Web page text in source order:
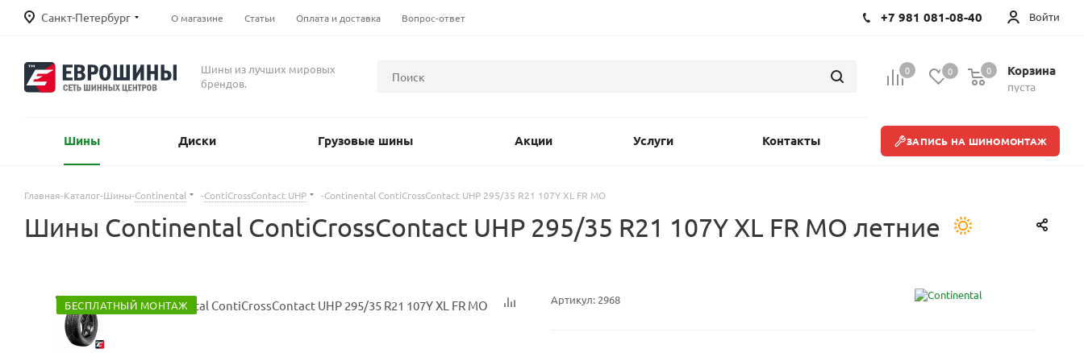
Санкт-Петербург О магазине Статьи Оплата и доставка Вопрос-ответ Войти
+7 981 081-08-40
Шины из лучших мировых
брендов.
0 0 Корзина
пуста
0
Шины Диски Грузовые шины Акции Услуги Контакты ЗАПИСЬ НА ШИНОМОНТАЖ
Главная-Каталог-Шины-Continental -ContiCrossContact UHP -Continental ContiCrossContact UHP 295/35 R21 107Y XL FR MO
Шины Continental ContiCrossContact UHP 295/35 R21 107Y XL FR MO летние
БЕСПЛАТНЫЙ МОНТАЖ Артикул: 2968